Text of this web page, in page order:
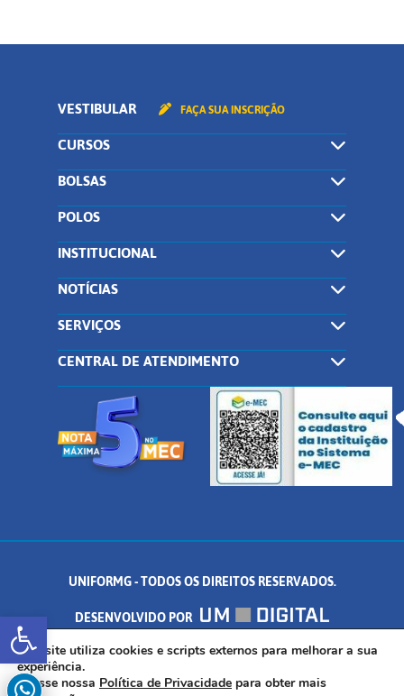
Abrir a barra de ferramentas
VESTIBULAR FAÇA SUA INSCRIÇÃO
CURSOS
BOLSAS
POLOS
INSTITUCIONAL
NOTÍCIAS
SERVIÇOS
CENTRAL DE ATENDIMENTO
UNIFORMG - TODOS OS DIREITOS RESERVADOS.
DESENVOLVIDO POR
AV. DR. ARNALDO DE SENNA, 328 - PALMEIRAS, FORMIGA/MG - CEP:
35.574.530
Este site utiliza cookies e scripts externos para melhorar a sua
experiência.
Acesse nossa Política de Privacidade para obter mais